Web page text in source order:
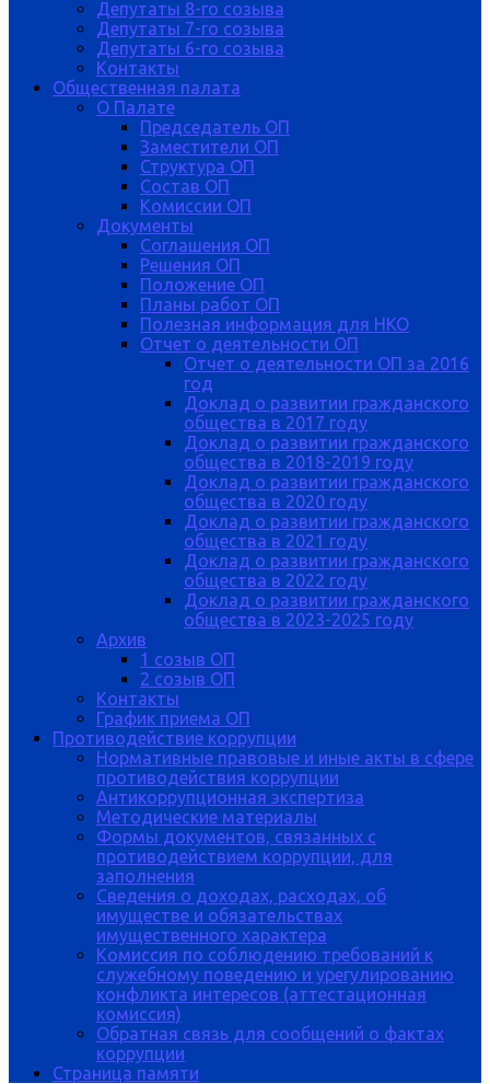
Депутаты 8-го созыва
Депутаты 7-го созыва
Депутаты 6-го созыва
Контакты
Общественная палата
О Палате
Председатель ОП
Заместители ОП
Структура ОП
Состав ОП
Комиссии ОП
Документы
Соглашения ОП
Решения ОП
Положение ОП
Планы работ ОП
Полезная информация для НКО
Отчет о деятельности ОП
Отчет о деятельности ОП за 2016
год
Доклад о развитии гражданского
общества в 2017 году
Доклад о развитии гражданского
общества в 2018-2019 году
Доклад о развитии гражданского
общества в 2020 году
Доклад о развитии гражданского
общества в 2021 году
Доклад о развитии гражданского
общества в 2022 году
Доклад о развитии гражданского
общества в 2023-2025 году
Архив
1 созыв ОП
2 созыв ОП
Контакты
График приема ОП
Противодействие коррупции
Нормативные правовые и иные акты в сфере
противодействия коррупции
Антикоррупционная экспертиза
Методические материалы
Формы документов, связанных с
противодействием коррупции, для
заполнения
Сведения о доходах, расходах, об
имуществе и обязательствах
имущественного характера
Комиссия по соблюдению требований к
служебному поведению и урегулированию
конфликта интересов (аттестационная
комиссия)
Обратная связь для сообщений о фактах
коррупции
Страница памяти